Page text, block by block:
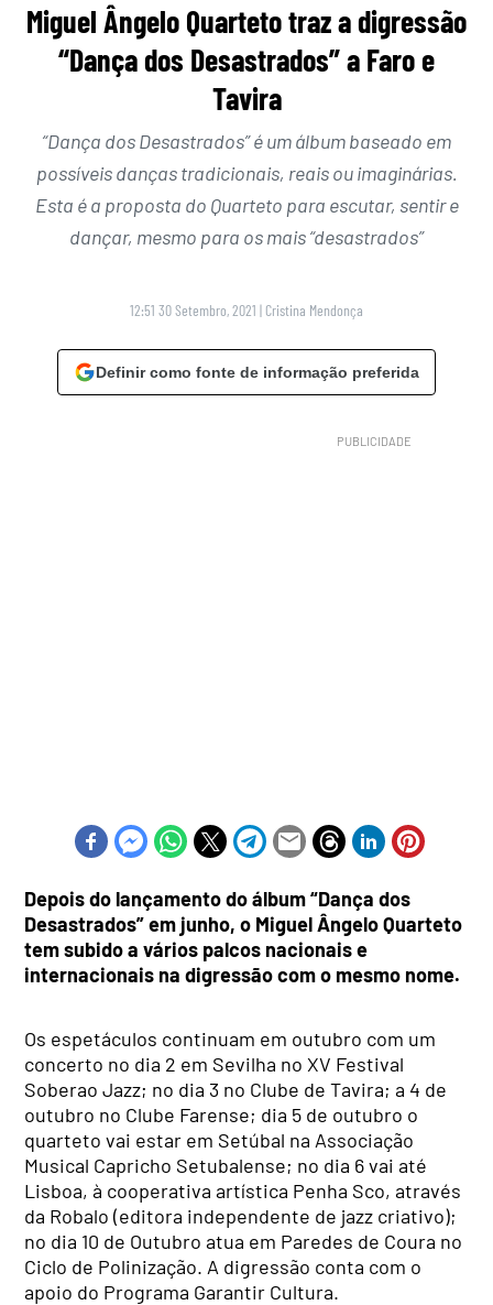
Miguel Ângelo Quarteto traz a digressão
“Dança dos Desastrados” a Faro e
Tavira
“Dança dos Desastrados” é um álbum baseado em
possíveis danças tradicionais, reais ou imaginárias.
Esta é a proposta do Quarteto para escutar, sentir e
dançar, mesmo para os mais “desastrados”
12:51 30 Setembro, 2021 | Cristina Mendonça
Definir como fonte de informação preferida
Depois do lançamento do álbum “Dança dos
Desastrados” em junho, o Miguel Ângelo Quarteto
tem subido a vários palcos nacionais e
internacionais na digressão com o mesmo nome.
Os espetáculos continuam em outubro com um
concerto no dia 2 em Sevilha no XV Festival
Soberao Jazz; no dia 3 no Clube de Tavira; a 4 de
outubro no Clube Farense; dia 5 de outubro o
quarteto vai estar em Setúbal na Associação
Musical Capricho Setubalense; no dia 6 vai até
Lisboa, à cooperativa artística Penha Sco, através
da Robalo (editora independente de jazz criativo);
no dia 10 de Outubro atua em Paredes de Coura no
Ciclo de Polinização. A digressão conta com o
apoio do Programa Garantir Cultura.